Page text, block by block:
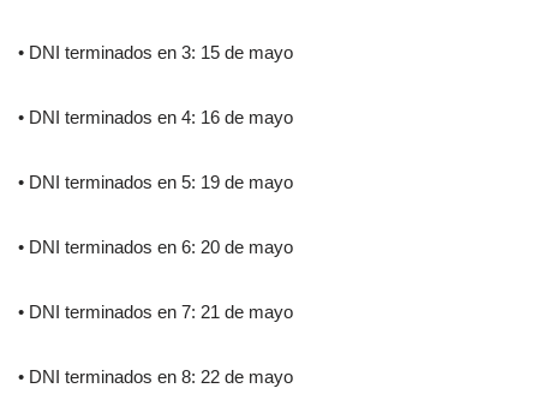
• DNI terminados en 3: 15 de mayo
• DNI terminados en 4: 16 de mayo
• DNI terminados en 5: 19 de mayo
• DNI terminados en 6: 20 de mayo
• DNI terminados en 7: 21 de mayo
• DNI terminados en 8: 22 de mayo